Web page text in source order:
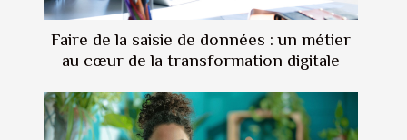
Faire de la saisie de données : un métier
au cœur de la transformation digitale